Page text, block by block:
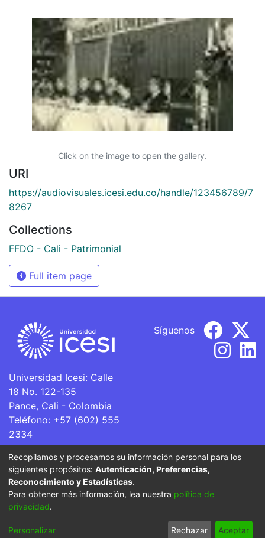
Click on the image to open the gallery.
URI
https://audiovisuales.icesi.edu.co/handle/123456789/7
8267
Collections
FFDO - Cali - Patrimonial
Full item page
Universidad Icesi: Calle
18 No. 122-135
Pance, Cali - Colombia
Teléfono: +57 (602) 555
2334
ventanillaunica@icesi.edu.co
Síguenos
La Universidad Icesi es una Institución de Educación
Superior que se encuentra sujeta a inspección y vigilancia
por parte del Ministerio de Educación Nacional.
Cookie
End User
Send
Recopilamos y procesamos su información personal para los
siguientes propósitos: Autenticación, Preferencias,
Reconocimiento y Estadísticas.
Para obtener más información, lea nuestra política de
privacidad.
Personalizar Rechazar Aceptar